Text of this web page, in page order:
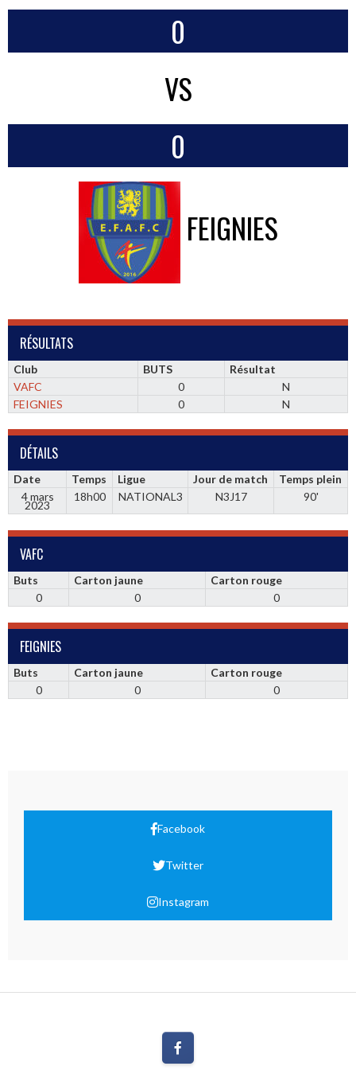
0
VS
0
FEIGNIES
RÉSULTATS
Club BUTS
Résultat
VAFC
0
N
FEIGNIES
0 N
DÉTAILS
Date Temps Ligue Jour de match
Temps plein
4 mars
2023
18h00 NATIONAL3 N3J17 90'
VAFC
Buts Carton jaune
Carton rouge
0
0 0
FEIGNIES
Buts Carton jaune
Carton rouge
0
0 0
Facebook
Twitter
Instagram